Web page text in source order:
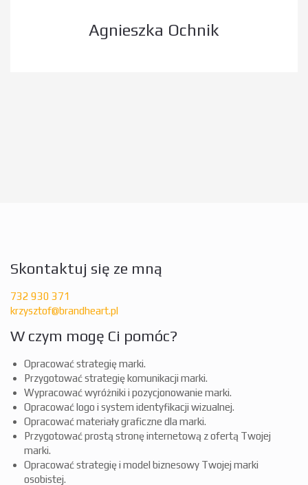
Agnieszka Ochnik
Skontaktuj się ze mną
732 930 371
krzysztof@brandheart.pl
W czym mogę Ci pomóc?
Opracować strategię marki.
Przygotować strategię komunikacji marki.
Wypracować wyróżniki i pozycjonowanie marki.
Opracować logo i system identyfikacji wizualnej.
Opracować materiały graficzne dla marki.
Przygotować prostą stronę internetową z ofertą Twojej
marki.
Opracować strategię i model biznesowy Twojej marki
osobistej.